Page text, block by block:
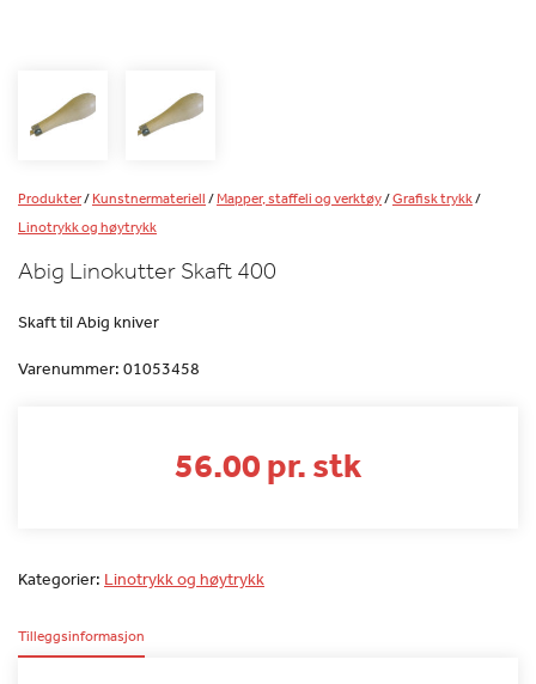
Produkter/Kunstnermateriell/Mapper, staffeli og verktøy/Grafisk trykk/
Linotrykk og høytrykk
Abig Linokutter Skaft 400
Skaft til Abig kniver
Varenummer: 01053458
56.00 pr. stk
Kategorier: Linotrykk og høytrykk
Tilleggsinformasjon